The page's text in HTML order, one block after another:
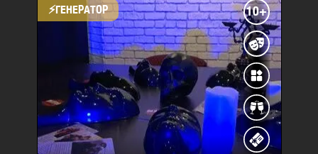
⚡​ГЕНЕРАТОР 10+